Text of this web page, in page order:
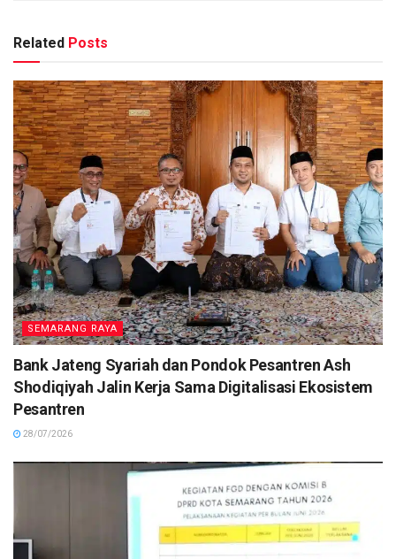
Related Posts
SEMARANG RAYA
Bank Jateng Syariah dan Pondok Pesantren Ash
Shodiqiyah Jalin Kerja Sama Digitalisasi Ekosistem
Pesantren
28/07/2026